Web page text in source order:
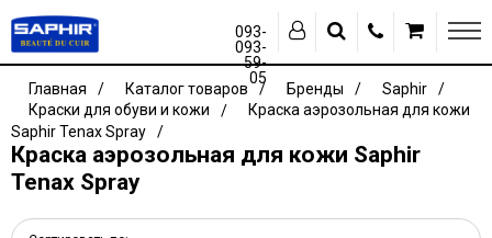
093-
093-
59-
05
Главная Каталог товаров Бренды
Saphir
Краски для обуви и кожи
Краска аэрозольная для кожи
Saphir Tenax Spray
Краска аэрозольная для кожи Saphir
Tenax Spray